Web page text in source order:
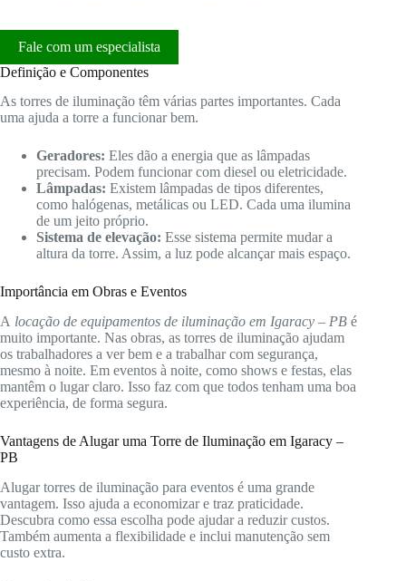
Fale com um especialista
Definição e Componentes
As torres de iluminação têm várias partes importantes. Cada
uma ajuda a torre a funcionar bem.
Geradores: Eles dão a energia que as lâmpadas
precisam. Podem funcionar com diesel ou eletricidade.
Lâmpadas: Existem lâmpadas de tipos diferentes,
como halógenas, metálicas ou LED. Cada uma ilumina
de um jeito próprio.
Sistema de elevação: Esse sistema permite mudar a
altura da torre. Assim, a luz pode alcançar mais espaço.
Importância em Obras e Eventos
A locação de equipamentos de iluminação em Igaracy – PB é
muito importante. Nas obras, as torres de iluminação ajudam
os trabalhadores a ver bem e a trabalhar com segurança,
mesmo à noite. Em eventos à noite, como shows e festas, elas
mantêm o lugar claro. Isso faz com que todos tenham uma boa
experiência, de forma segura.
Vantagens de Alugar uma Torre de Iluminação em Igaracy –
PB
Alugar torres de iluminação para eventos é uma grande
vantagem. Isso ajuda a economizar e traz praticidade.
Descubra como essa escolha pode ajudar a reduzir custos.
Também aumenta a flexibilidade e inclui manutenção sem
custo extra.